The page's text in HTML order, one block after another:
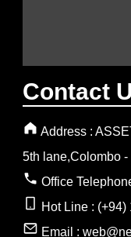
Contact
Address :
5th lane,Colombo -
Office
Hot Line : (+94)
Email :